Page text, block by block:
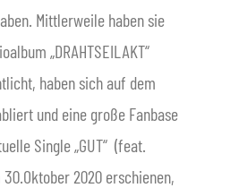
Mittlerweile haben sie
„DRAHTSEILAKT“
haben sich auf dem
und eine große Fanbase
Single „GUT“ (feat.
30.Oktober 2020 erschienen,